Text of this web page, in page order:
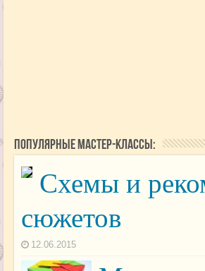
Популярные мастер-классы:
Схемы и
сюжетов
12.06.2015